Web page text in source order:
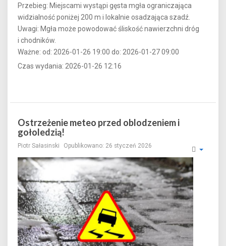
Przebieg: Miejscami wystąpi gęsta mgła ograniczająca
widzialność poniżej 200 m i lokalnie osadzająca szadź.
Uwagi: Mgła może powodować śliskość nawierzchni dróg
i chodników.
Ważne: od: 2026-01-26 19:00 do: 2026-01-27 09:00
Czas wydania: 2026-01-26 12:16
Ostrzeżenie meteo przed oblodzeniem i
gołoledzią!
Piotr Sałasinski Opublikowano: 26 styczeń 2026